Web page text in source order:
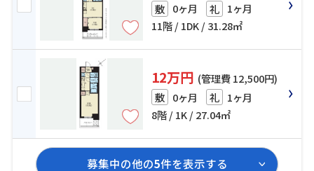
敷 0ヶ月 礼 1ヶ月
11階 / 1DK / 31.28㎡
12万円 (管理費 12,500円)
敷 0ヶ月 礼 1ヶ月
8階 / 1K / 27.04㎡
募集中の他の5件を表示する